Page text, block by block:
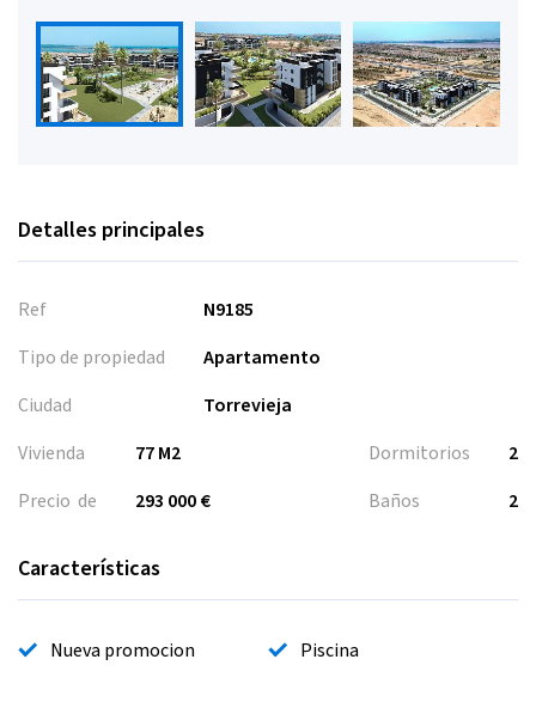
Detalles principales
Ref
N9185
Tipo de propiedad
Apartamento
Ciudad
Torrevieja
Vivienda
77 M2
Precio de
293 000 €
Dormitorios
2
Baños
2
Características
Nueva promocion Piscina